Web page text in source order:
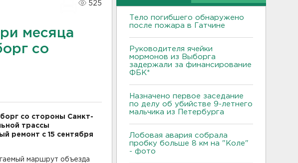
525
месяца
со
со стороны Санкт-
трассы
ремонт с 15 сентября
маршрут объезда
Тело погибшего обнаружено
после пожара в Гатчине
Руководителя ячейки
мормонов из Выборга
задержали за финансирование
ФБК*
Назначено первое заседание
по делу об убийстве 9-летнего
мальчика из Петербурга
Лобовая авария собрала
пробку больше 8 км на "Коле"
- фото